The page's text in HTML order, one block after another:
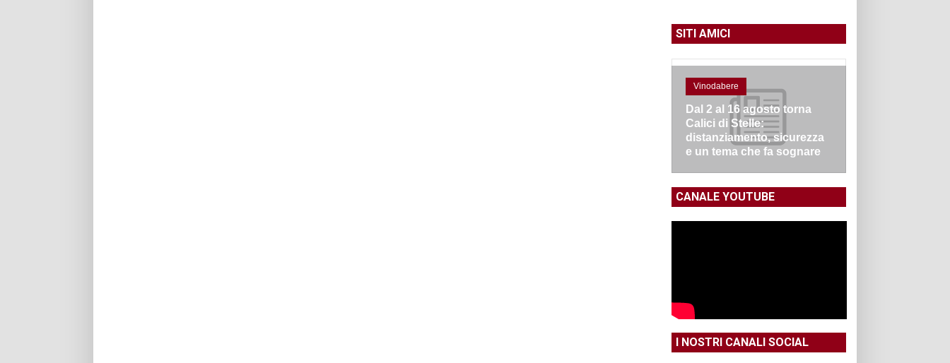
SITI AMICI
Vinodabere
Dal 2 al 16 agosto torna
Calici di Stelle:
distanziamento, sicurezza
e un tema che fa sognare
CANALE YOUTUBE
I NOSTRI CANALI SOCIAL